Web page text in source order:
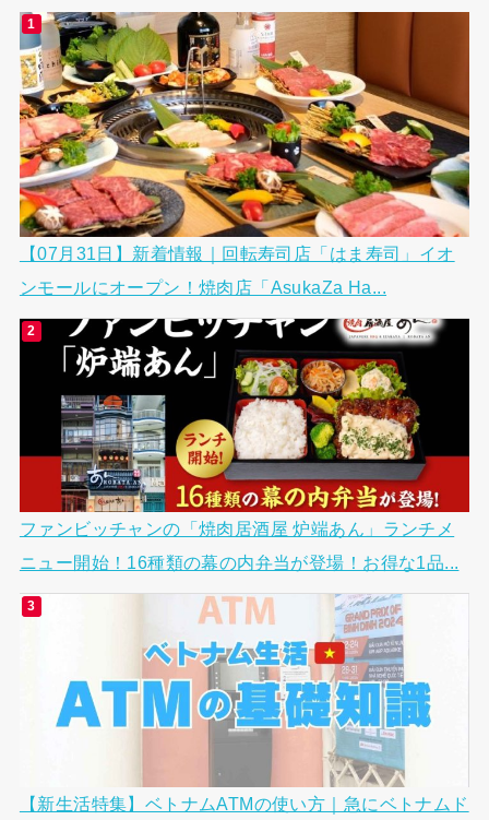
【07月31日】新着情報｜回転寿司店「はま寿司」イオ
ンモールにオープン！焼肉店「AsukaZa Ha...
ファンビッチャンの「焼肉居酒屋 炉端あん」ランチメ
ニュー開始！16種類の幕の内弁当が登場！お得な1品...
【新生活特集】ベトナムATMの使い方｜急にベトナムド